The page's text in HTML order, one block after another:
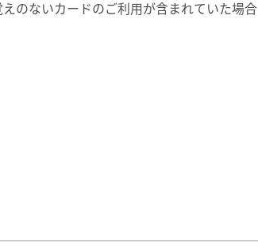
のないカードのご利用が含まれていた場合